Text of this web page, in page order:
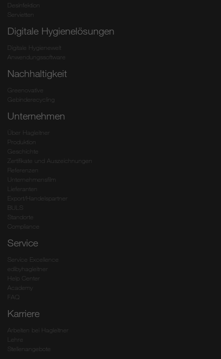
Desinfektion
Servietten
Digitale Hygienelösungen
Digitale Hygienewelt
Anwendungssoftware
Nachhaltigkeit
Greenovative
Gebinderecycling
Unternehmen
Über Hagleitner
Produktion
Geschichte
Zertifikate und Auszeichnungen
Referenzen
Unternehmensfilm
Lieferanten
Export/Handelspartner
BULS
Standorte
Compliance
Service
Service Excellence
edibyhagleitner
Help Center
Academy
FAQ
Karriere
Arbeiten bei Hagleitner
Lehre
Stellenangebote